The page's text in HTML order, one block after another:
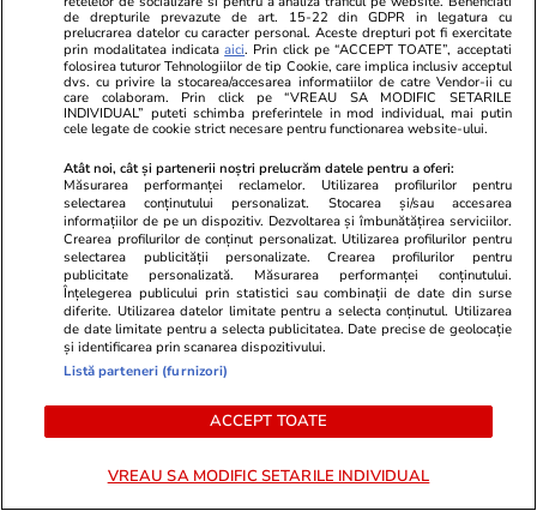
încerca să sărute o altă femeie!
Saxofonistul s-a ales cu un val de
critici: „Să îți fie jenă!”
România. A
din echipa
POLITIC
Analiză
Politică 17:00
Culisele războiului fratricid din
PNL. Liniile roșii care au fost
depășite: „Sunt decizii politice
unde nimeni nu are voie să
interfereze”
Politică 14:00
Gestul făcut de Nicușor Dan la
de drepturile prevazute de art. 15-22 din GDPR in legatura cu
prelucrarea datelor cu caracter personal. Aceste drepturi pot fi exercitate
prin modalitatea indicataaici. Prin click pe “ACCEPT TOATE”, acceptati
folosirea tuturor Tehnologiilor de tip Cookie, care implica inclusiv acceptul
dvs. cu privire la stocarea/accesarea informatiilor de catre Vendor-ii cu
care colaboram. Prin click pe “VREAU SA MODIFIC SETARILE
INDIVIDUAL” puteti schimba preferintele in mod individual, mai putin
cele legate de cookie strict necesare pentru functionarea website-ului.
Atât noi, cât și partenerii noștri prelucrăm datele pentru a oferi:
Măsurarea performanței reclamelor. Utilizarea profilurilor pentru
selectarea conținutului personalizat. Stocarea și/sau accesarea
informațiilor de pe un dispozitiv. Dezvoltarea și îmbunătățirea serviciilor.
Crearea profilurilor de conținut personalizat. Utilizarea profilurilor pentru
selectarea publicității personalizate. Crearea profilurilor pentru
publicitate personalizată. Măsurarea performanței conținutului.
Înțelegerea publicului prin statistici sau combinații de date din surse
diferite. Utilizarea datelor limitate pentru a selecta conținutul. Utilizarea
de date limitate pentru a selecta publicitatea. Date precise de geolocație
și identificarea prin scanarea dispozitivului.
Listă parteneri (furnizori)
ACCEPT TOATE
VREAU SA MODIFIC SETARILE INDIVIDUAL